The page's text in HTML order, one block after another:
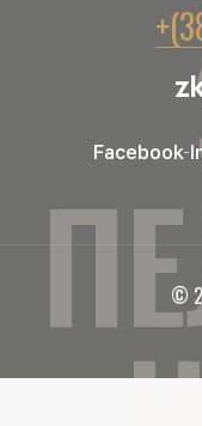
Facebook
©